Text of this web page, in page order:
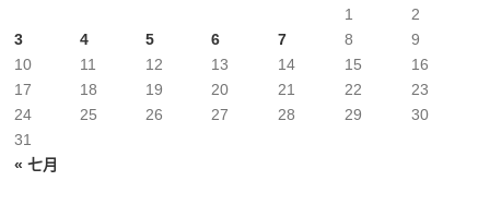
« 七月
1
2
3
4 5 6 7 8
9
10
11 12 13 14 15
16
17
18 19 20 21 22
23
24
25 26 27 28 29
30
31